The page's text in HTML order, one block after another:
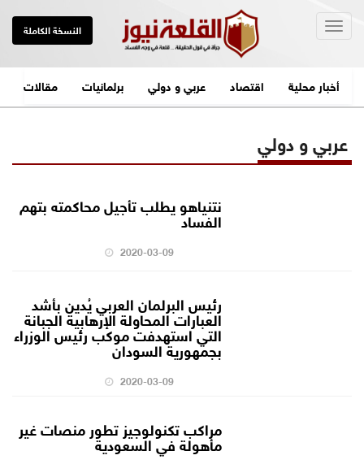
النسخة الكاملة
أخبار محلية اقتصاد عربي و دولي برلمانيات مقالات
عربي و دولي
نتنياهو يطلب تأجيل محاكمته بتهم
الفساد
2020-03-09
رئيس البرلمان العربي يُدين بأشد
العبارات المحاولة الإرهابية الجبانة
التي استهدفت موكب رئيس الوزراء
بجمهورية السودان
2020-03-09
مراكب تكنولوجيز تطور منصات غير
مأهولة في السعودية